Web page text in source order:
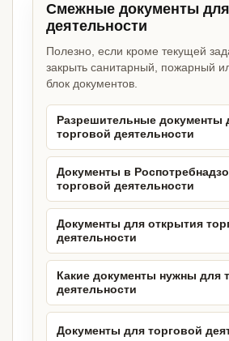
Смежные документы для
деятельности
Полезно, если кроме текущей
закрыть санитарный, пожарный
блок документов.
Разрешительные документы
торговой деятельности
Документы в
торговой деятельности
Документы для открытия
деятельности
Какие документы нужны для
деятельности
Документы для торговой